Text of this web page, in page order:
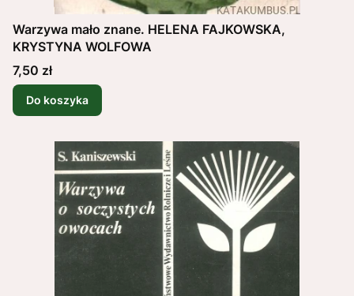
Warzywa mało znane. HELENA FAJKOWSKA,
KRYSTYNA WOLFOWA
Cena
7,50 zł
Do koszyka